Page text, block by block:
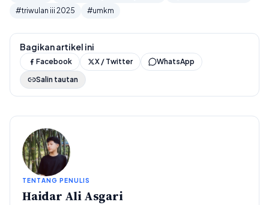
#triwulan iii 2025
#umkm
Bagikan artikel ini
Facebook X / Twitter
WhatsApp
Salin tautan
TENTANG PENULIS
Haidar Ali Asgari